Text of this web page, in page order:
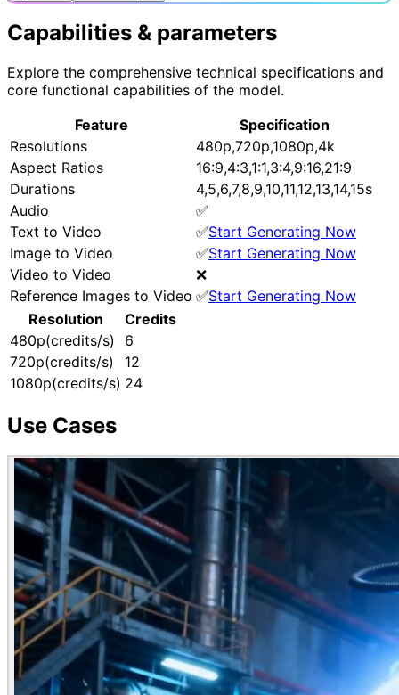
Capabilities & parameters
Explore the comprehensive technical specifications and
core functional capabilities of the model.
Feature
Specification
Resolutions
480p,720p,1080p,4k
Aspect Ratios
16:9,4:3,1:1,3:4,9:16,21:9
Durations
4,5,6,7,8,9,10,11,12,13,14,15s
Audio
✅
Text to Video
✅Start Generating Now
Image to Video
✅Start Generating Now
Video to Video
❌
Reference Images to Video ✅Start Generating Now
Resolution
Credits
480p(credits/s)
6
720p(credits/s)
12
1080p(credits/s) 24
Use Cases